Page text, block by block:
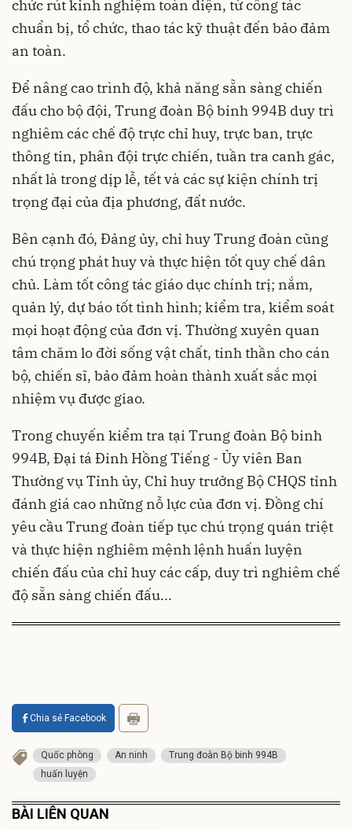
chức rút kinh nghiệm toàn diện, từ công tác
chuẩn bị, tổ chức, thao tác kỹ thuật đến bảo đảm
an toàn.
Để nâng cao trình độ, khả năng sẵn sàng chiến
đấu cho bộ đội, Trung đoàn Bộ binh 994B duy trì
nghiêm các chế độ trực chỉ huy, trực ban, trực
thông tin, phân đội trực chiến, tuần tra canh gác,
nhất là trong dịp lễ, tết và các sự kiện chính trị
trọng đại của địa phương, đất nước.
Bên cạnh đó, Đảng ủy, chỉ huy Trung đoàn cũng
chú trọng phát huy và thực hiện tốt quy chế dân
chủ. Làm tốt công tác giáo dục chính trị; nắm,
quản lý, dự báo tốt tình hình; kiểm tra, kiểm soát
mọi hoạt động của đơn vị. Thường xuyên quan
tâm chăm lo đời sống vật chất, tinh thần cho cán
bộ, chiến sĩ, bảo đảm hoàn thành xuất sắc mọi
nhiệm vụ được giao.
Trong chuyến kiểm tra tại Trung đoàn Bộ binh
994B, Đại tá Đinh Hồng Tiếng - Ủy viên Ban
Thường vụ Tỉnh ủy, Chỉ huy trưởng Bộ CHQS tỉnh
đánh giá cao những nỗ lực của đơn vị. Đồng chí
yêu cầu Trung đoàn tiếp tục chú trọng quán triệt
và thực hiện nghiêm mệnh lệnh huấn luyện
chiến đấu của chỉ huy các cấp, duy trì nghiêm chế
độ sẵn sàng chiến đấu...
Chia sẻ Facebook
Quốc phòng An ninh
Trung đoàn Bộ binh 994B
huấn luyện
BÀI LIÊN QUAN